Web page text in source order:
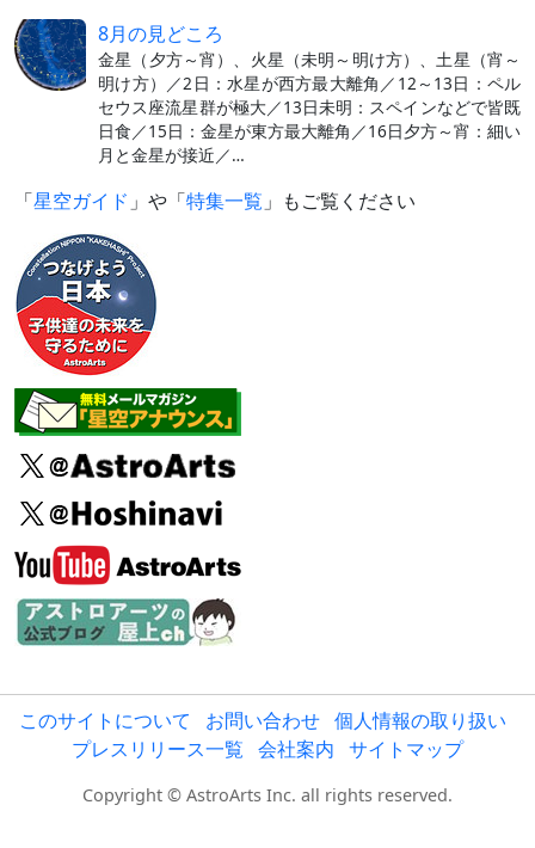
8月の見どころ
金星（夕方～宵）、火星（未明～明け方）、土星（宵～
明け方）／2日：水星が西方最大離角／12～13日：ペル
セウス座流星群が極大／13日未明：スペインなどで皆既
日食／15日：金星が東方最大離角／16日夕方～宵：細い
月と金星が接近／…
「星空ガイド 」や「特集一覧 」もご覧ください
このサイトについて お問い合わせ 個人情報の取り扱い
プレスリリース一覧 会社案内 サイトマップ
Copyright © AstroArts Inc. all rights reserved.